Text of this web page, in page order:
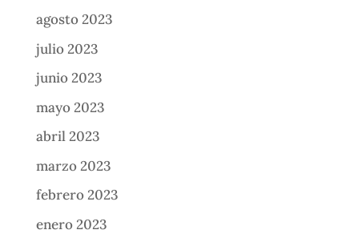
agosto 2023
julio 2023
junio 2023
mayo 2023
abril 2023
marzo 2023
febrero 2023
enero 2023